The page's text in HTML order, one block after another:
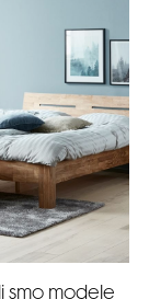
smo modele